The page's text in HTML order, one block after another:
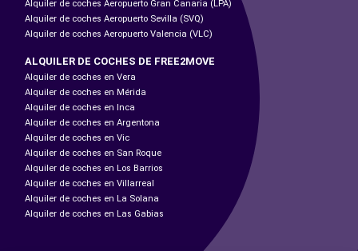
Alquiler de coches Aeropuerto Gran Canaria (LPA)
Alquiler de coches Aeropuerto Sevilla (SVQ)
Alquiler de coches Aeropuerto Valencia (VLC)
ALQUILER DE COCHES DE FREE2MOVE
Alquiler de coches en Vera
Alquiler de coches en Mérida
Alquiler de coches en Inca
Alquiler de coches en Argentona
Alquiler de coches en Vic
Alquiler de coches en San Roque
Alquiler de coches en Los Barrios
Alquiler de coches en Villarreal
Alquiler de coches en La Solana
Alquiler de coches en Las Gabias